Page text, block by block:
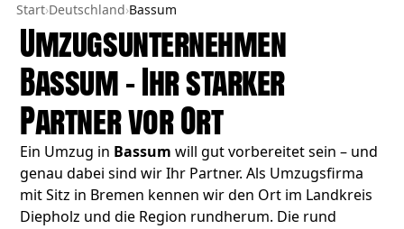
Start›Deutschland›Bassum
Umzugsunternehmen
Bassum – Ihr starker
Partner vor Ort
Ein Umzug in Bassum will gut vorbereitet sein – und
genau dabei sind wir Ihr Partner. Als Umzugsfirma
mit Sitz in Bremen kennen wir den Ort im Landkreis
Diepholz und die Region rundherum. Die rund